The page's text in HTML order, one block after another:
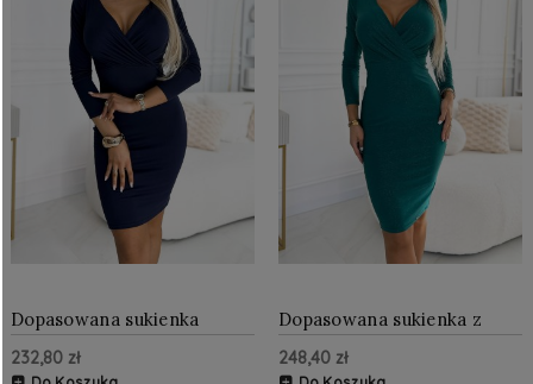
Dopasowana sukienka
Granatowa NU387-5
232,80 zł
Dopasowana sukienka z
kopertowym dekoltem
Zielona z brokatem NU387-
248,40 zł